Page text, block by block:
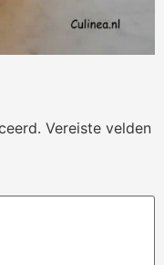
Vereiste velden